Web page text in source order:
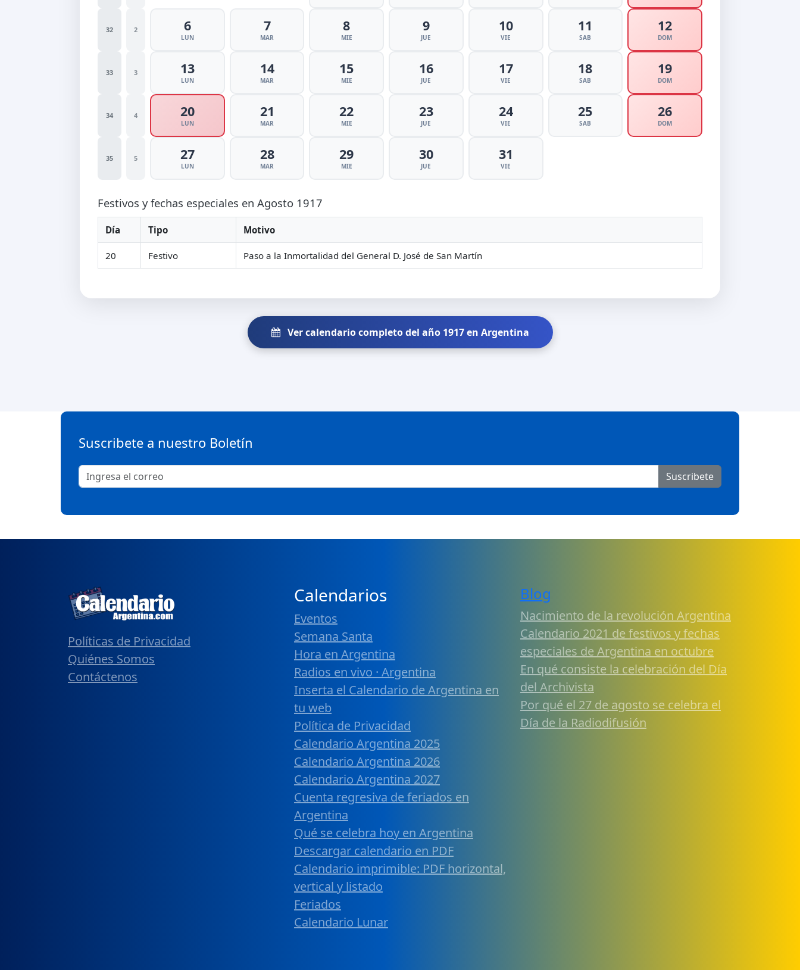
32 2 6
LUN
7
MAR
8
MIE
9
JUE
10
VIE
11
SAB
12
DOM
33 3 13
LUN
14
MAR
15
MIE
16
JUE
17
VIE
18
SAB
19
DOM
34 4 20
LUN
21
MAR
22
MIE
23
JUE
24
VIE
25
SAB
26
DOM
35 5 27
LUN
28
MAR
29
MIE
30
JUE
31
VIE
Festivos y fechas especiales en Agosto 1917
Día Tipo Motivo
20 Festivo Paso a la Inmortalidad del General D. José de San Martín
Ver calendario completo del año 1917 en Argentina
Suscribete a nuestro Boletín
Suscribete
Políticas de Privacidad
Quiénes Somos
Contáctenos
Calendarios
Eventos
Semana Santa
Hora en Argentina
Radios en vivo · Argentina
Inserta el Calendario de Argentina en
tu web
Política de Privacidad
Calendario Argentina 2025
Calendario Argentina 2026
Calendario Argentina 2027
Cuenta regresiva de feriados en
Argentina
Qué se celebra hoy en Argentina
Descargar calendario en PDF
Calendario imprimible: PDF horizontal,
vertical y listado
Feriados
Calendario Lunar
Blog
Nacimiento de la revolución Argentina
Calendario 2021 de festivos y fechas
especiales de Argentina en octubre
En qué consiste la celebración del Día
del Archivista
Por qué el 27 de agosto se celebra el
Día de la Radiodifusión